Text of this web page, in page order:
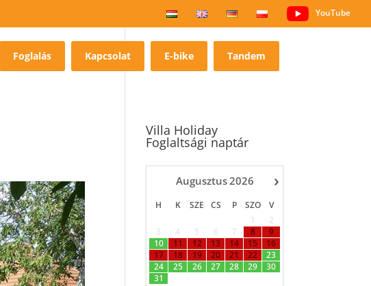
YouTube
Foglalás Kapcsolat E-bike Tandem
Villa Holiday
Foglaltsági naptár
›
Augusztus2026
H K SZE CS P SZO
V
1
2
3
4 5 6 7 8
9
10
11 12 13 14 15
16
17
18 19 20 21 22
23
24
25 26 27 28 29
30
31